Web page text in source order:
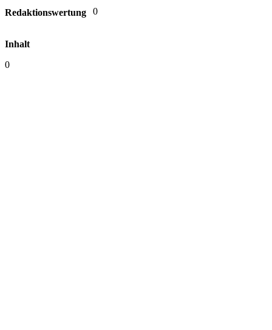
Redaktionswertung 0
Inhalt
0